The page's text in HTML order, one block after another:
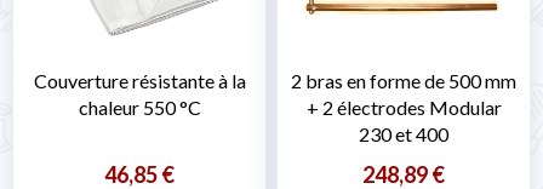
Couverture résistante à la
chaleur 550 °C
46,85 €
2 bras en forme de 500 mm
+ 2 électrodes Modular
230 et 400
248,89 €